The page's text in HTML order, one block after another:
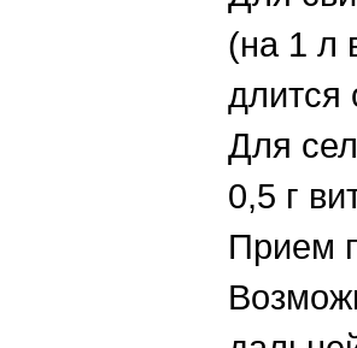
(на 1 л
длится
Для
0,5 г
Прием